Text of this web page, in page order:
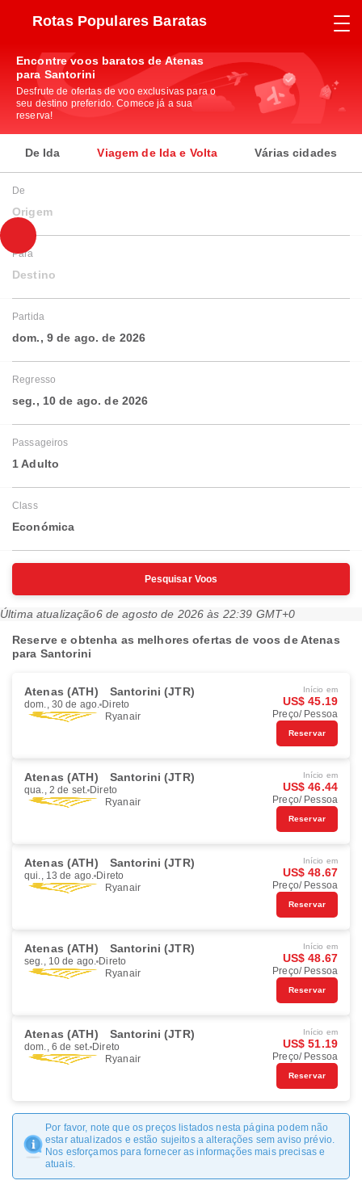
Rotas Populares Baratas
Encontre voos baratos de Atenas
para Santorini
Desfrute de ofertas de voo exclusivas para o
seu destino preferido. Comece já a sua
reserva!
De Ida Viagem de Ida e Volta Várias cidades
De
Origem
Para
Destino
Partida
dom., 9 de ago. de 2026
Regresso
seg., 10 de ago. de 2026
Passageiros
1 Adulto
Class
Económica
Pesquisar Voos
Última atualização6 de agosto de 2026 às 22:39 GMT+0
Reserve e obtenha as melhores ofertas de voos de Atenas
para Santorini
Atenas (ATH) Santorini (JTR)
dom., 30 de ago. Direto
Ryanair
Início em
US$ 45.19
Preço/ Pessoa
Reservar
Atenas (ATH) Santorini (JTR)
qua., 2 de set. Direto
Ryanair
Início em
US$ 46.44
Preço/ Pessoa
Reservar
Atenas (ATH) Santorini (JTR)
qui., 13 de ago. Direto
Ryanair
Início em
US$ 48.67
Preço/ Pessoa
Reservar
Atenas (ATH) Santorini (JTR)
seg., 10 de ago. Direto
Ryanair
Início em
US$ 48.67
Preço/ Pessoa
Reservar
Atenas (ATH) Santorini (JTR)
dom., 6 de set. Direto
Ryanair
Início em
US$ 51.19
Preço/ Pessoa
Reservar
Por favor, note que os preços listados nesta página podem não
estar atualizados e estão sujeitos a alterações sem aviso prévio.
Nos esforçamos para fornecer as informações mais precisas e
atuais.